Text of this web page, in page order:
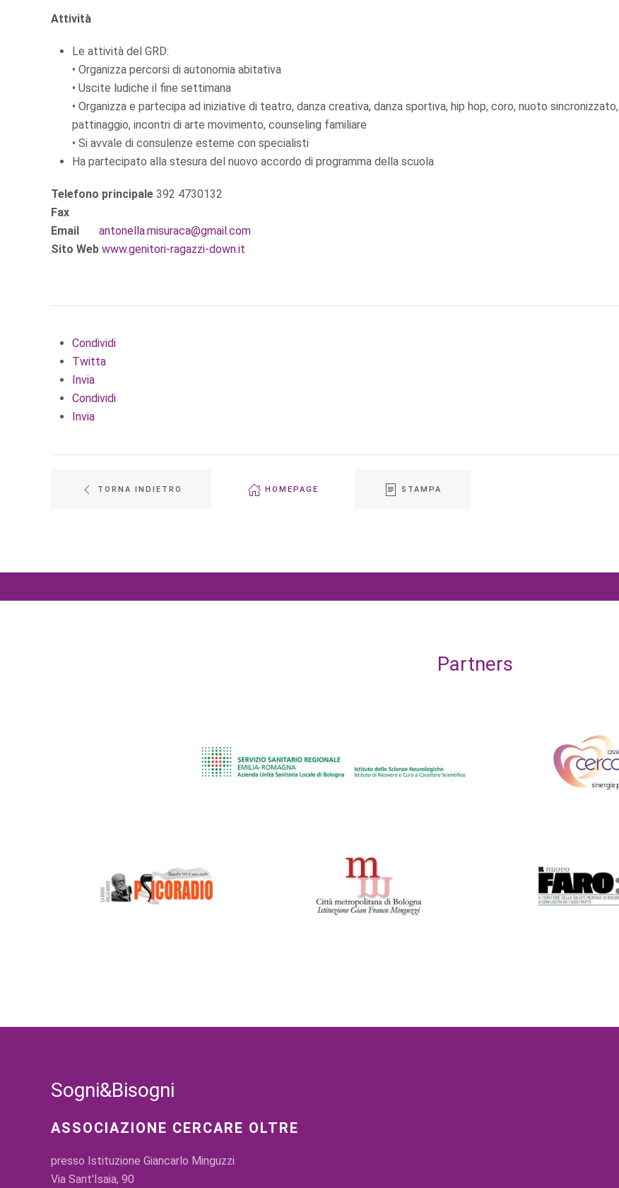
Attività
Le attività del GRD:
• Organizza percorsi di autonomia abitativa
• Uscite ludiche il fine settimana
• Organizza e partecipa ad iniziative di teatro, danza creativa, danza sportiva, hip hop, coro, nuoto sincronizzato,
pattinaggio, incontri di arte movimento, counseling familiare
• Si avvale di consulenze esterne con specialisti
Ha partecipato alla stesura del nuovo accordo di programma della scuola
Telefono principale 392 4730132
Fax
Email
antonella.misuraca@gmail.com
Sito Web www.genitori-ragazzi-down.it
Condividi
Twitta
Invia
Condividi
Invia
TORNA INDIETRO HOMEPAGE STAMPA
Partners
Sogni&Bisogni
ASSOCIAZIONE CERCARE OLTRE
presso Istituzione Giancarlo Minguzzi
Via Sant'Isaia, 90